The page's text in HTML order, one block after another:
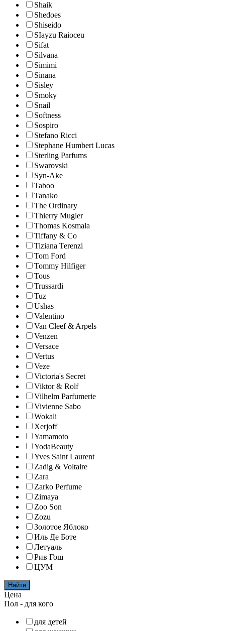
Shaik
Shedoes
Shiseido
SIayzu Raioceu
Sifat
Silvana
Simimi
Sinana
Sisley
Smoky
Snail
Softness
Sospiro
Stefano Ricci
Stephane Humbert Lucas
Sterling Parfums
Swarovski
Syn-Ake
Taboo
Tanako
The Ordinary
Thierry Mugler
Thomas Kosmala
Tiffany & Co
Tiziana Terenzi
Tom Ford
Tommy Hilfiger
Tous
Trussardi
Tuz
Ushas
Valentino
Van Cleef & Arpels
Venzen
Versace
Vertus
Veze
Victoria's Secret
Viktor & Rolf
Vilhelm Parfumerie
Vivienne Sabo
Wokali
Xerjoff
Yamamoto
YodaBeauty
Yves Saint Laurent
Zadig & Voltaire
Zara
Zarko Perfume
Zimaya
Zoo Son
Zozu
Золотое Яблоко
Иль Де Боте
Летуаль
Рив Гош
ЦУМ
Найти
Цена
Пол - для кого
для детей